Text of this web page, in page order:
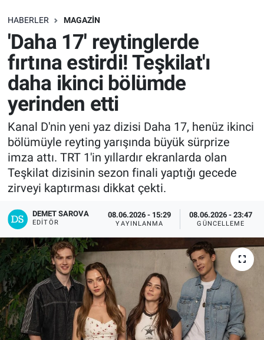
HABERLER MAGAZIN
'Daha 17' reytinglerde
fırtına estirdi! Teşkilat'ı
daha ikinci bölümde
yerinden etti
Kanal D'nin yeni yaz dizisi Daha 17, henüz ikinci
bölümüyle reyting yarışında büyük sürprize
imza attı. TRT 1'in yıllardır ekranlarda olan
Teşkilat dizisinin sezon finali yaptığı gecede
zirveyi kaptırması dikkat çekti.
DEMET SAROVA
EDITÖR
08.06.2026 - 15:29
YAYINLANMA
08.06.2026 - 23:47
GÜNCELLEME
SAĞLIK
EKONOMİ
EĞİTİM
ÖZEL HABER
Keşfet
ASTROLOJİ
İLAN
Bize ulaşın
İletişim/Künye